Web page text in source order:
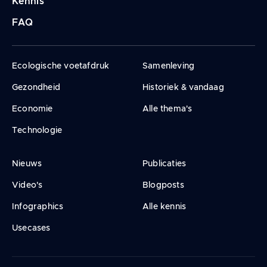
FAQ
Ecologische voetafdruk
Gezondheid
Economie
Technologie
Samenleving
Historiek & vandaag
Alle thema's
Nieuws
Video's
Infographics
Usecases
Publicaties
Blogposts
Alle kennis